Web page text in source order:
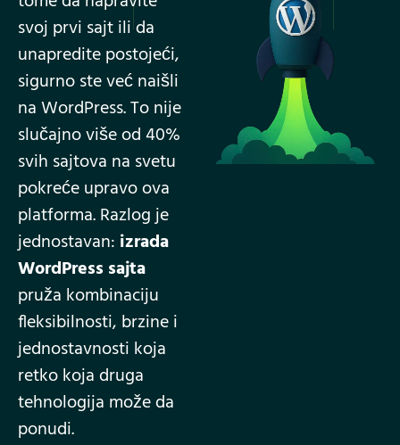
svoj prvi sajt ili da
unapredite postojeći,
sigurno ste već naišli
na WordPress. To nije
slučajno više od 40%
svih sajtova na svetu
pokreće upravo ova
platforma. Razlog je
jednostavan: izrada
WordPress sajta
pruža kombinaciju
fleksibilnosti, brzine i
jednostavnosti koja
retko koja druga
tehnologija može da
ponudi.